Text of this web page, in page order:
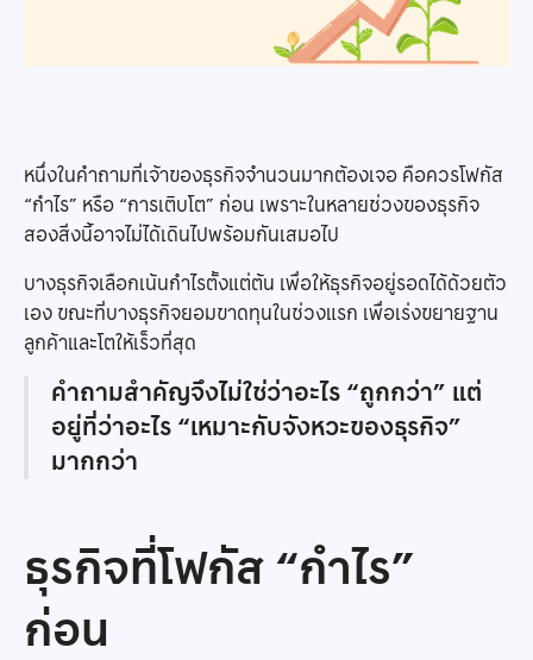
หนึ่งในคำถามที่เจ้าของธุรกิจจำนวนมากต้องเจอ คือควรโฟกัส
“กำไร” หรือ “การเติบโต” ก่อน เพราะในหลายช่วงของธุรกิจ
สองสิ่งนี้อาจไม่ได้เดินไปพร้อมกันเสมอไป
บางธุรกิจเลือกเน้นกำไรตั้งแต่ต้น เพื่อให้ธุรกิจอยู่รอดได้ด้วยตัว
เอง ขณะที่บางธุรกิจยอมขาดทุนในช่วงแรก เพื่อเร่งขยายฐาน
ลูกค้าและโตให้เร็วที่สุด
คำถามสำคัญจึงไม่ใช่ว่าอะไร “ถูกกว่า” แต่
อยู่ที่ว่าอะไร “เหมาะกับจังหวะของธุรกิจ”
มากกว่า
ธุรกิจที่โฟกัส “กำไร”
ก่อน